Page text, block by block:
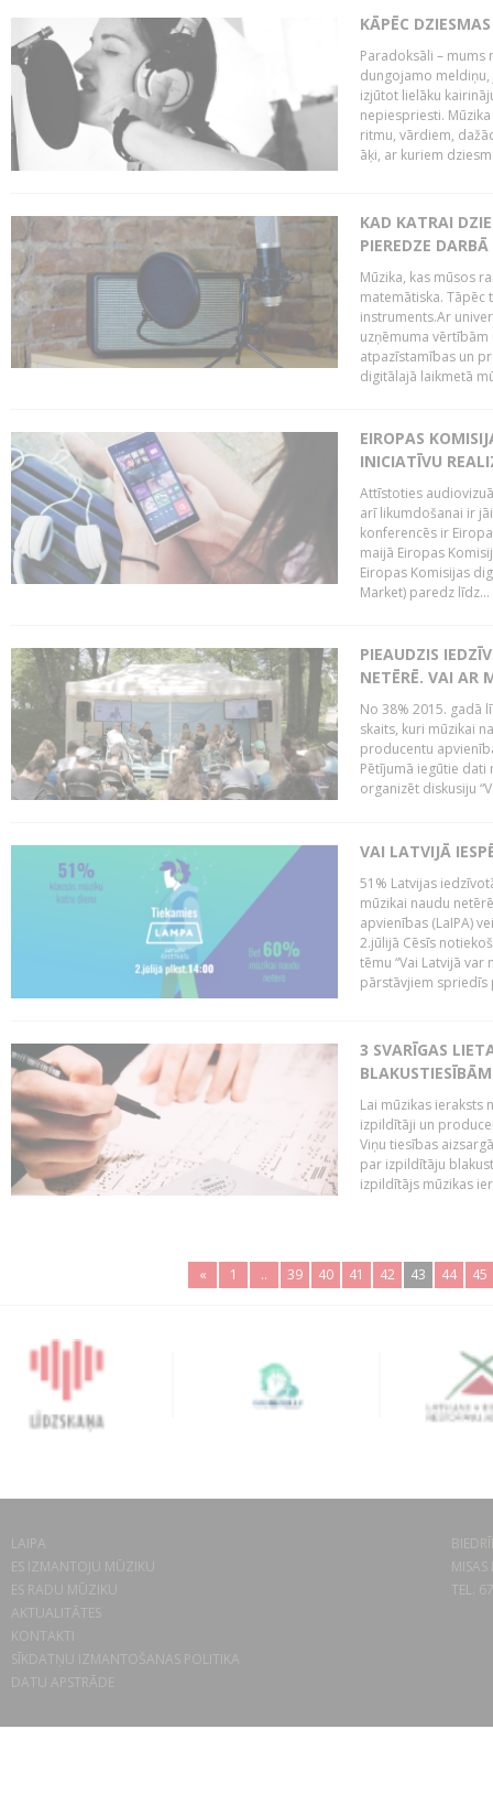
KĀPĒC
Paradoksāli – mums
dungojamo
izjūtot lielāku
nepiespriesti.
ritmu, vārdiem,
āķi, ar kuriem
KAD KATRAI
PIEREDZE
Mūzika, kas mūsos
matemātiska. Tāpēc
instruments.Ar
uzņēmuma
atpazīstamības un
digitālajā laikmetā
EIROPAS
INICIATĪVU
Attīstoties
arī likumdošanai ir
konferencēs ir
maijā Eiropas
Eiropas Komisijas
Market) paredz līdz...
PIEAUDZIS
NETĒRĒ. VAI AR
No 38% 2015. gadā
skaits, kuri mūzikai
producentu
Pētījumā iegūtie dati
organizēt diskusiju
VAI LATVIJĀ
51% Latvijas
mūzikai naudu
apvienības (LaIPA)
2.jūlijā Cēsīs
tēmu “Vai Latvijā
pārstāvjiem spriedīs
3 SVARĪGAS
BLAKUSTIESĪBĀM
Lai mūzikas ieraksts
izpildītāji un
Viņu tiesības
par izpildītāju
izpildītājs mūzikas
« 1 .. 39 40 41 42 43 44 45
LAIPA
ES IZMANTOJU MŪZIKU
ES RADU MŪZIKU
AKTUALITĀTES
KONTAKTI
SĪKDATŅU IZMANTOŠANAS POLITIKA
DATU APSTRĀDE
TEL.